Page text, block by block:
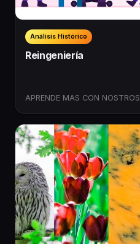
Análisis Histórico
Reingeniería
A PRENDE MAS CON NOSTROS